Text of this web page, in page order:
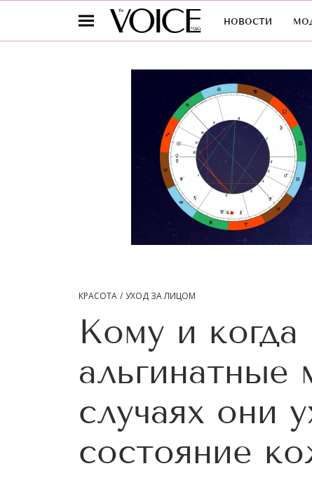
новости
КРАСОТА УХОД ЗА ЛИЦОМ
Кому и когда
альгинатные
случаях они
состояние